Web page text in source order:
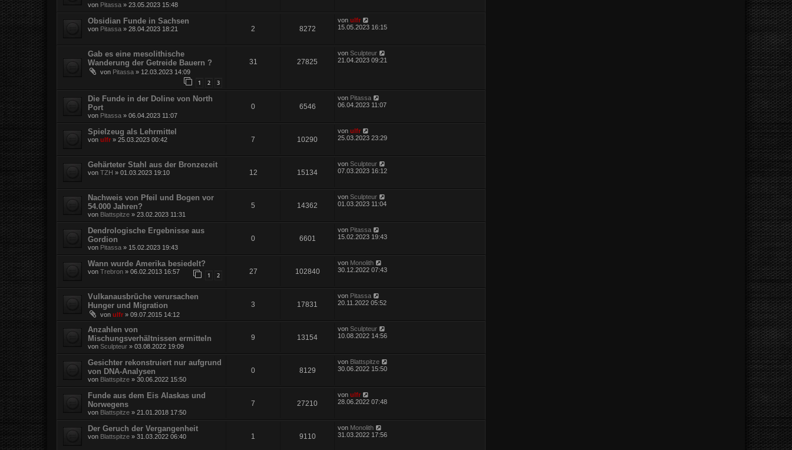
von Pitassa » 23.05.2023 15:48
Obsidian Funde in Sachsen
von Pitassa » 28.04.2023 18:21 2 8272
vonulfr
15.05.2023 16:15
Gab es eine mesolithische
Wanderung der Getreide Bauern ?
von Pitassa » 12.03.2023 14:09
1 2 3
31 27825
vonSculpteur
21.04.2023 09:21
Die Funde in der Doline von North
Port
von Pitassa » 06.04.2023 11:07
0 6546
von Pitassa
06.04.2023 11:07
Spielzeug als Lehrmittel
von ulfr » 25.03.2023 00:42 7 10290
vonulfr
25.03.2023 23:29
Gehärteter Stahl aus der Bronzezeit
von TZH » 01.03.2023 19:10 12 15134
vonSculpteur
07.03.2023 16:12
Nachweis von Pfeil und Bogen vor
54.000 Jahren?
von Blattspitze » 23.02.2023 11:31
5 14362
vonSculpteur
01.03.2023 11:04
Dendrologische Ergebnisse aus
Gordion
von Pitassa » 15.02.2023 19:43
0 6601
von Pitassa
15.02.2023 19:43
Wann wurde Amerika besiedelt?
von Trebron » 06.02.2013 16:57 1 2 27 102840
von Monolith
30.12.2022 07:43
Vulkanausbrüche verursachen
Hunger und Migration
von ulfr » 09.07.2015 14:12
3 17831
von Pitassa
20.11.2022 05:52
Anzahlen von
Mischungsverhältnissen ermitteln
von Sculpteur » 03.08.2022 19:09
9 13154
vonSculpteur
10.08.2022 14:56
Gesichter rekonstruiert nur aufgrund
von DNA-Analysen
von Blattspitze » 30.06.2022 15:50
0 8129
von Blattspitze
30.06.2022 15:50
Funde aus dem Eis Alaskas und
Norwegens
von Blattspitze » 21.01.2018 17:50
7 27210
vonulfr
28.06.2022 07:48
Der Geruch der Vergangenheit
von Blattspitze » 31.03.2022 06:40 1 9110
von Monolith
31.03.2022 17:56